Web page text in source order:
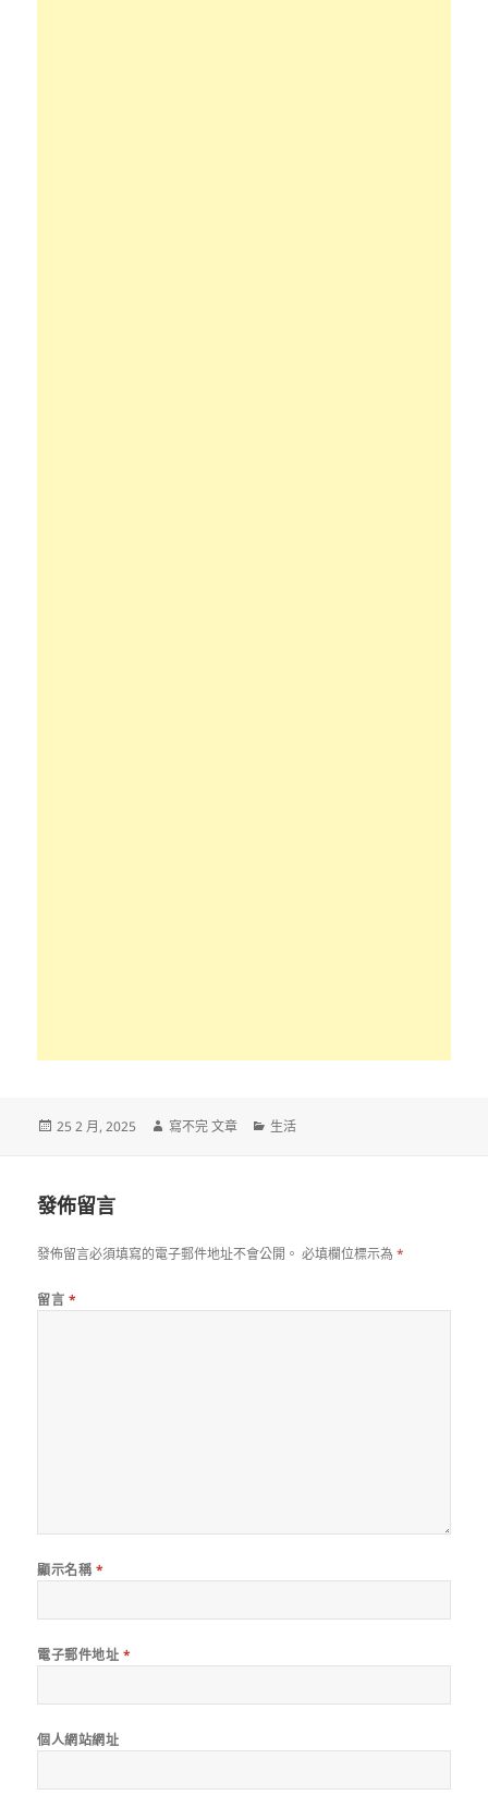
發
25 2 月, 2025
作
寫不完 文章
分
生活
發佈留言
發佈留言必須填寫的電子郵件地址不會公開。 必填欄位標示為*
留言 *
顯示名稱 *
電子郵件地址 *
個人網站網址